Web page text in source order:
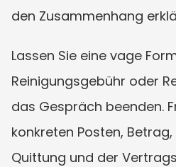
den Zusammenhang
Lassen Sie eine vage
Reinigungsgebühr oder
das Gespräch beenden.
konkreten Posten,
Quittung und der